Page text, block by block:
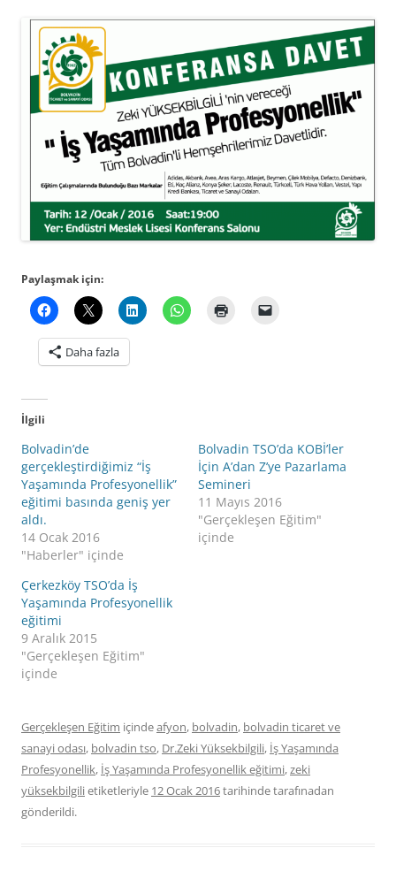
Paylaşmak için:
Daha fazla
İlgili
Bolvadin’de
gerçekleştirdiğimiz “İş
Yaşamında Profesyonellik”
eğitimi basında geniş yer
aldı.
14 Ocak 2016
"Haberler" içinde
Bolvadin TSO’da KOBİ’ler
İçin A’dan Z’ye Pazarlama
Semineri
11 Mayıs 2016
"Gerçekleşen Eğitim"
içinde
Çerkezköy TSO’da İş
Yaşamında Profesyonellik
eğitimi
9 Aralık 2015
"Gerçekleşen Eğitim"
içinde
Gerçekleşen Eğitim içindeafyon, bolvadin, bolvadin ticaret ve
sanayi odası, bolvadin tso, Dr.Zeki Yüksekbilgili, İş Yaşamında
Profesyonellik, İş Yaşamında Profesyonellik eğitimi,zeki
yüksekbilgilietiketleriyle 12 Ocak 2016tarihindetarafınadan
gönderildi.